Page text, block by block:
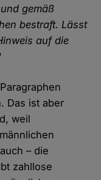
gemäß
bestraft. Lässt
auf die
Das ist aber
weil
– die
zahllose